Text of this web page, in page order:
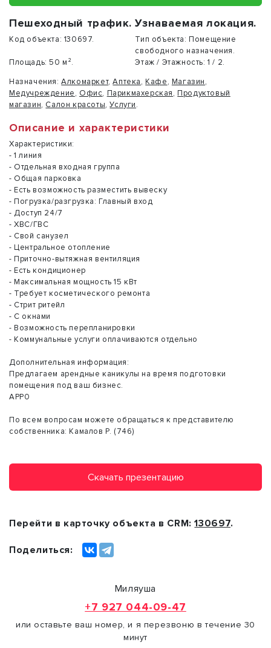
Пешеходный трафик. Узнаваемая локация.
Код объекта: 130697. Тип объекта: Помещение
свободного назначения.
Площадь: 50 м². Этаж / Этажность: 1 / 2.
Назначения: Алкомаркет,Аптека, Кафе, Магазин,
Медучреждение, Офис, Парикмахерская, Продуктовый
магазин, Салон красоты,Услуги.
Описание и характеристики
Характеристики:
- 1 линия
- Отдельная входная группа
- Общая парковка
- Есть возможность разместить вывеску
- Погрузка/разгрузка: Главный вход
- Доступ 24/7
- ХВС/ГВС
- Свой санузел
- Центральное отопление
- Приточно-вытяжная вентиляция
- Есть кондиционер
- Максимальная мощность 15 кВт
- Требует косметического ремонта
- Стрит ритейл
- С окнами
- Возможность перепланировки
- Коммунальные услуги оплачиваются отдельно
Дополнительная информация:
Предлагаем арендные каникулы на время подготовки
помещения под ваш бизнес.
АРР0
По всем вопросам можете обращаться к представителю
собственника: Камалов Р. (746)
Скачать презентацию
Перейти в карточку объекта в CRM:130697.
Поделиться:
Миляуша
+7 927 044-09-47
или оставьте ваш номер, и я перезвоню в течение 30
минут